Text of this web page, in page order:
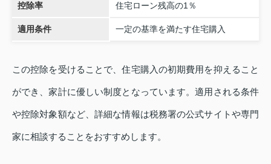
控除率 住宅ローン残高の1％
適用条件 一定の基準を満たす住宅購入
この控除を受けることで、住宅購入の初期費用を抑えること
ができ、家計に優しい制度となっています。適用される条件
や控除対象額など、詳細な情報は税務署の公式サイトや専門
家に相談することをおすすめします。